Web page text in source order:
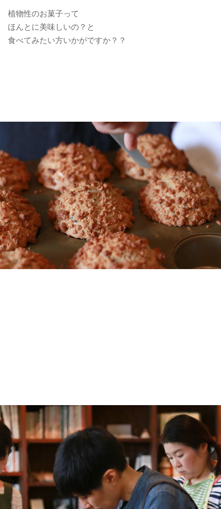
植物性のお菓子って
ほんとに美味しいの？と
食べてみたい方いかがですか？？